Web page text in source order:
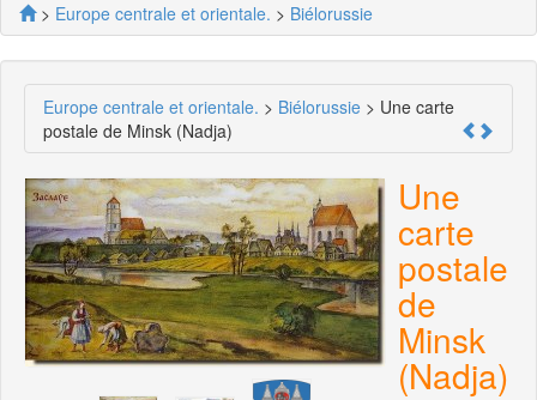
> Europe centrale et orientale. > Biélorussie
Europe centrale et orientale. > Biélorussie > Une carte
postale de Minsk (Nadja)
Une
carte
postale
de
Minsk
(Nadja)